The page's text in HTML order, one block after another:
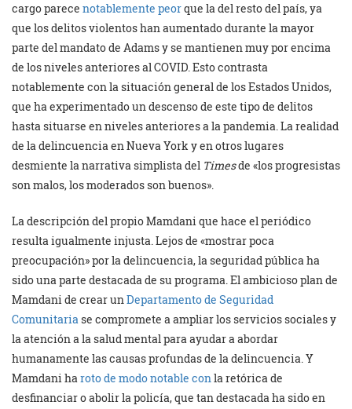
cargo parece notablemente peorque la del resto del país, ya
que los delitos violentos han aumentado durante la mayor
parte del mandato de Adams y se mantienen muy por encima
de los niveles anteriores al COVID. Esto contrasta
notablemente con la situación general de los Estados Unidos,
que ha experimentado un descenso de este tipo de delitos
hasta situarse en niveles anteriores a la pandemia. La realidad
de la delincuencia en Nueva York y en otros lugares
desmiente la narrativa simplista del Timesde «los progresistas
son malos, los moderados son buenos».
La descripción del propio Mamdani que hace el periódico
resulta igualmente injusta. Lejos de «mostrar poca
preocupación» por la delincuencia, la seguridad pública ha
sido una parte destacada de su programa. El ambicioso plan de
Mamdani de crear unDepartamento de Seguridad
Comunitariase compromete a ampliar los servicios sociales y
la atención a la salud mental para ayudar a abordar
humanamente las causas profundas de la delincuencia. Y
Mamdani haroto de modo notable conla retórica de
desfinanciar o abolir la policía, que tan destacada ha sido en